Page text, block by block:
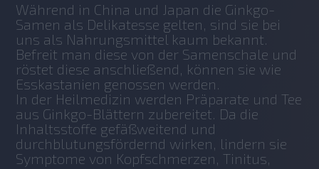
Während in China und Japan die Ginkgo-
Samen als Delikatesse gelten, sind sie bei
uns als Nahrungsmittel kaum bekannt.
Befreit man diese von der Samenschale und
röstet diese anschließend, können sie wie
Esskastanien genossen werden.
In der Heilmedizin werden Präparate und Tee
aus Ginkgo-Blättern zubereitet. Da die
Inhaltsstoffe gefäßweitend und
durchblutungsfördernd wirken, lindern sie
Symptome von Kopfschmerzen, Tinitus,